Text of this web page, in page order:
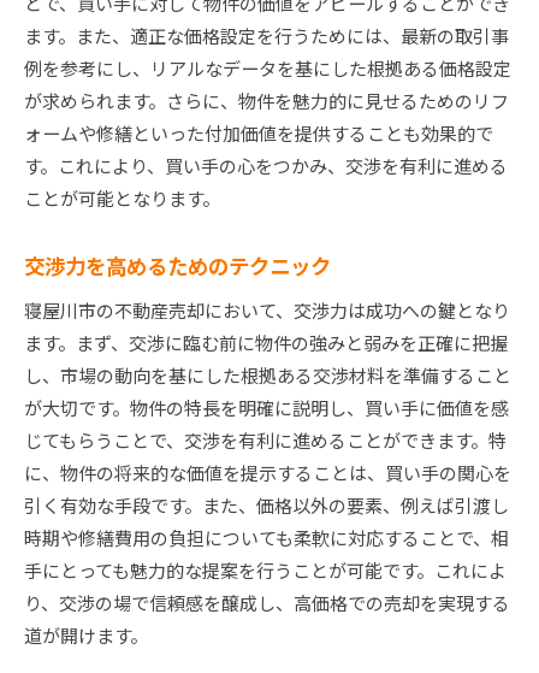
ます。また、適正な価格設定を行うためには、最新の取引事
例を参考にし、リアルなデータを基にした根拠ある価格設定
が求められます。さらに、物件を魅力的に見せるためのリフ
ォームや修繕といった付加価値を提供することも効果的で
す。これにより、買い手の心をつかみ、交渉を有利に進める
ことが可能となります。
交渉力を高めるためのテクニック
寝屋川市の不動産売却において、交渉力は成功への鍵となり
ます。まず、交渉に臨む前に物件の強みと弱みを正確に把握
し、市場の動向を基にした根拠ある交渉材料を準備すること
が大切です。物件の特長を明確に説明し、買い手に価値を感
じてもらうことで、交渉を有利に進めることができます。特
に、物件の将来的な価値を提示することは、買い手の関心を
引く有効な手段です。また、価格以外の要素、例えば引渡し
時期や修繕費用の負担についても柔軟に対応することで、相
手にとっても魅力的な提案を行うことが可能です。これによ
り、交渉の場で信頼感を醸成し、高価格での売却を実現する
道が開けます。